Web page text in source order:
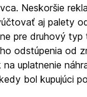
Neskoršie
aj palety
pre druhový
odstúpenia
uplatnenie
bol kupujúci